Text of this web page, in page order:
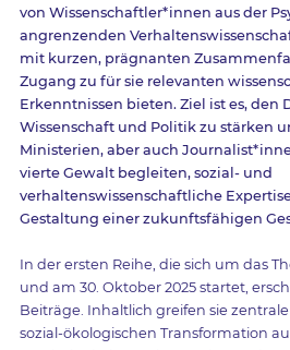
von Wissenschaftler*innen aus der
angrenzenden
mit kurzen, prägnanten
Zugang zu für sie relevanten
Erkenntnissen bieten. Ziel ist es, den
Wissenschaft und Politik zu stärken
Ministerien, aber auch
vierte Gewalt begleiten, sozial- und
verhaltenswissenschaftliche
Gestaltung einer zukunftsfähigen
In der ersten Reihe, die sich um das
und am 30. Oktober 2025 startet,
Beiträge. Inhaltlich greifen sie
sozial-ökologischen Transformation